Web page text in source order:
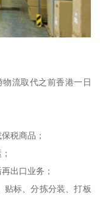
流取代之前香港一日
税商品；
出口业务；
贴标、分拣分装、打板